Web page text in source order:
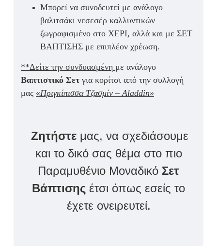
Μπορεί να συνοδευτεί με ανάλογο
βαλιτσάκι νεσεσέρ καλλυντικών
ζωγραφισμένο στο ΧΕΡΙ, αλλά και με ΣΕΤ
ΒΑΠΤΙΣΗΣ με επιπλέον χρέωση.
**Δείτε την συνδυασμένη με ανάλογο
Βαπτιστικό Σετ για κορίτσι από την συλλογή
μας «Πριγκίπισσα Τζασμίν – Aladdin»
Ζητήστε μας, να σχεδιάσουμε
και το δικό σας θέμα στο πιο
Παραμυθένιο Μοναδικό Σετ
Βάπτισης έτσι όπως εσείς το
έχετε ονειρευτεί.